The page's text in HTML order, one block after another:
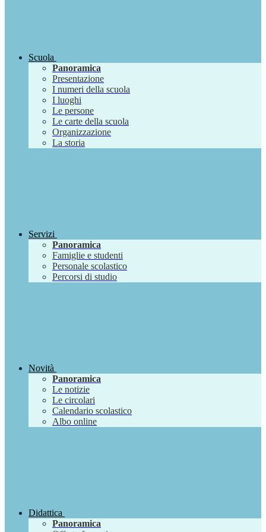
Scuola
Panoramica
Presentazione
I numeri della scuola
I luoghi
Le persone
Le carte della scuola
Organizzazione
La storia
Servizi
Panoramica
Famiglie e studenti
Personale scolastico
Percorsi di studio
Novità
Panoramica
Le notizie
Le circolari
Calendario scolastico
Albo online
Didattica
Panoramica